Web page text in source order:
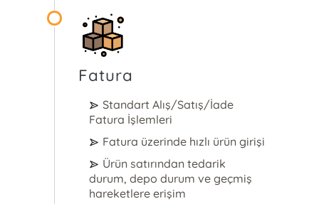
Fatura
Standart Alış/Satış/İade
Fatura İşlemleri
Fatura üzerinde hızlı ürün girişi
Ürün satırından tedarik
durum, depo durum ve geçmiş
hareketlere erişim